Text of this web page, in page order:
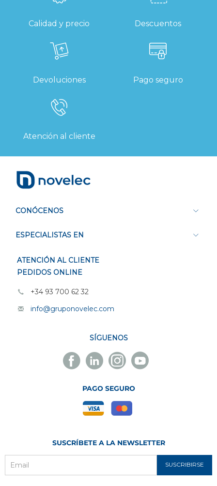
Calidad y precio Descuentos
Devoluciones Pago seguro
Atención al cliente
CONÓCENOS
ESPECIALISTAS EN
ATENCIÓN AL CLIENTE
PEDIDOS ONLINE
+34 93 700 62 32
info@gruponovelec.com
SÍGUENOS
Facebook
Novelec
Linkedin
Novelec
Instagram
Novelec
Youtube
Novelec
PAGO SEGURO
SUSCRÍBETE A LA NEWSLETTER
SUSCRIBIRSE